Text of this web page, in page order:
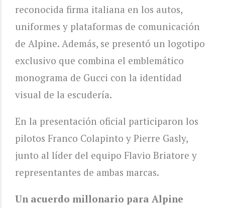
reconocida firma italiana en los autos,
uniformes y plataformas de comunicación
de Alpine. Además, se presentó un logotipo
exclusivo que combina el emblemático
monograma de Gucci con la identidad
visual de la escudería.
En la presentación oficial participaron los
pilotos Franco Colapinto y Pierre Gasly,
junto al líder del equipo Flavio Briatore y
representantes de ambas marcas.
Un acuerdo millonario para Alpine